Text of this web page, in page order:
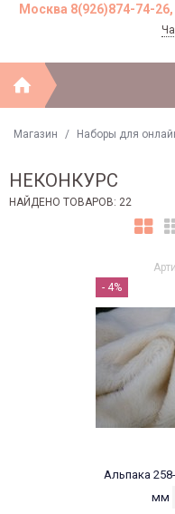
Москва 8(926)874-74-
Магазин / Наборы для
НЕКОНКУРС
НАЙДЕНО ТОВАРОВ: 22
- 4%
Альпака
мм